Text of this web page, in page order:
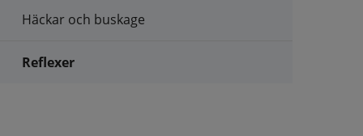
Häckar och buskage
Reflexer